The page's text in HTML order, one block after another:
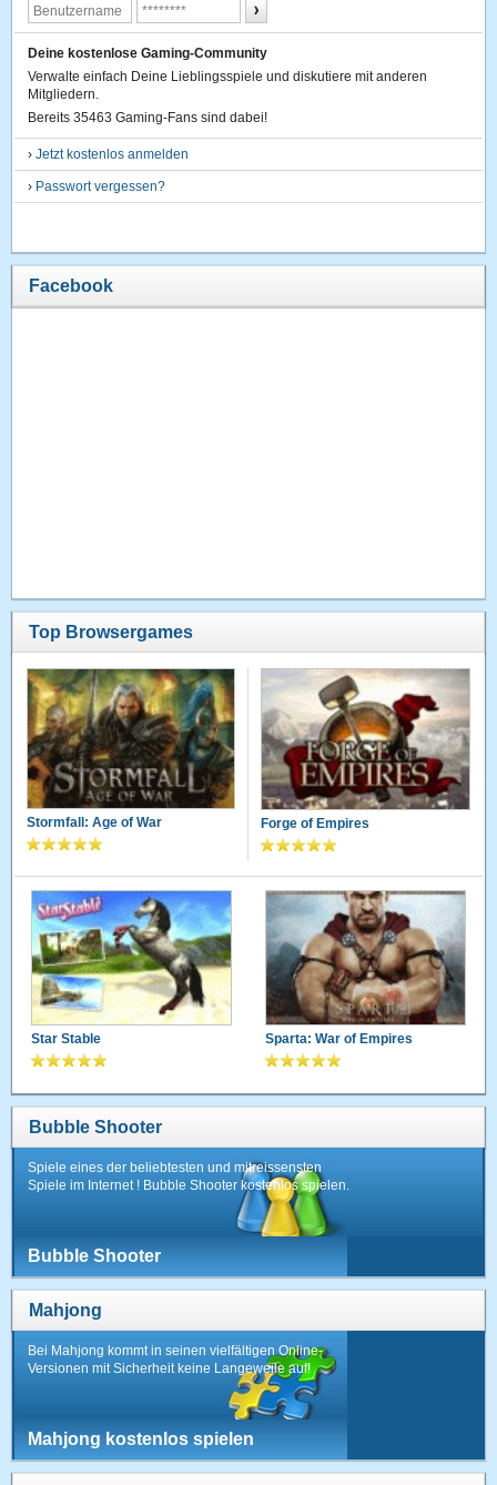
Deine kostenlose Gaming-Community
Verwalte einfach Deine Lieblingsspiele und diskutiere mit anderen
Mitgliedern.
Bereits 35463 Gaming-Fans sind dabei!
›Jetzt kostenlos anmelden
› Passwort vergessen?
Facebook
Top Browsergames
Stormfall: Age of War Forge of Empires
Star Stable Sparta: War of Empires
Bubble Shooter
Spiele eines der beliebtesten und mitreissensten
Spiele im Internet ! Bubble Shooter kostenlos spielen.
Bubble Shooter
Mahjong
Bei Mahjong kommt in seinen vielfältigen Online-
Versionen mit Sicherheit keine Langeweile auf!
Mahjong kostenlos spielen